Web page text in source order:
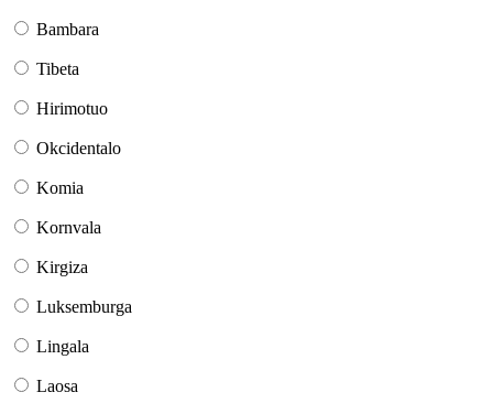
Bambara
Tibeta
Hirimotuo
Okcidentalo
Komia
Kornvala
Kirgiza
Luksemburga
Lingala
Laosa